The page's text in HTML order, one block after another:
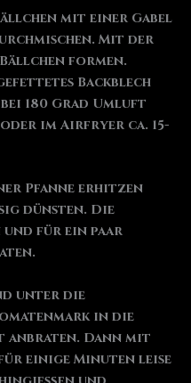
mit einer Gabel
Mit der
formen.
Backblech
180 Grad Umluft
im Airfryer ca. 15-
Pfanne erhitzen
dünsten. Die
und für ein paar
unter die
in die
anbraten. Dann mit
einige Minuten leise